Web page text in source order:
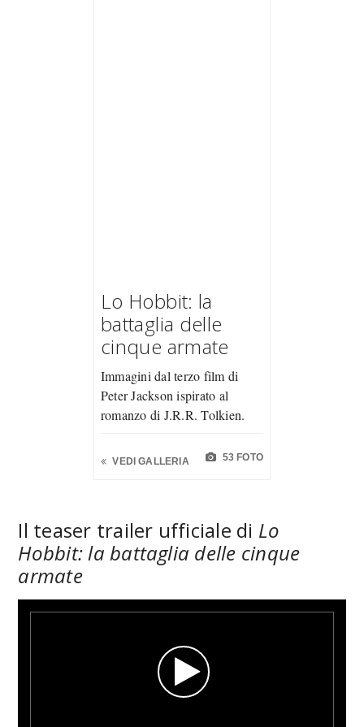
Lo Hobbit: la
battaglia delle
cinque armate
Immagini dal terzo film di
Peter Jackson ispirato al
romanzo di J.R.R. Tolkien.
VEDI GALLERIA 53 FOTO
Il teaser trailer ufficiale di Lo
Hobbit: la battaglia delle cinque
armate